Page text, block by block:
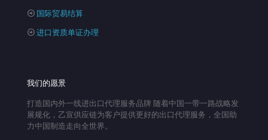
国际贸易结算
进口资质单证办理
我们的愿景
打造国内外一线进出口代理服务品牌 随着中国一带一路战略发
展规化，乙宣供应链为客户提供更好的出口代理服务，全国助
力中国制造走向全世界。